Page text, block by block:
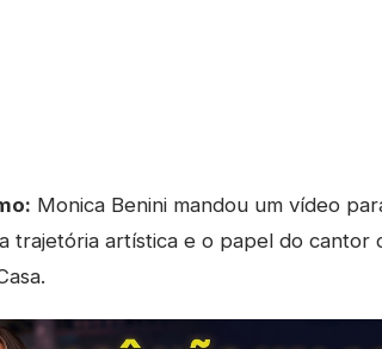
Monica Benini mandou um vídeo
trajetória artística e o papel do cantor